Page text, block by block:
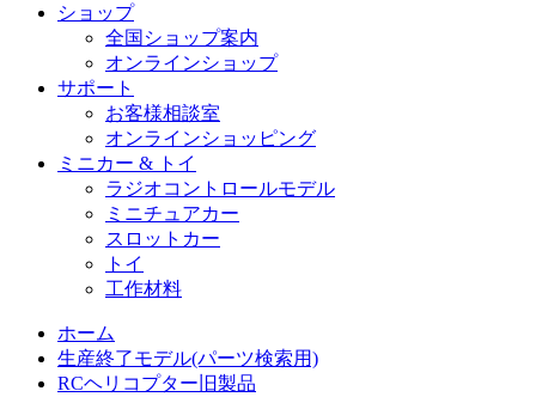
ショップ
全国ショップ案内
オンラインショップ
サポート
お客様相談室
オンラインショッピング
ミニカー & トイ
ラジオコントロールモデル
ミニチュアカー
スロットカー
トイ
工作材料
ホーム
生産終了モデル(パーツ検索用)
RCヘリコプター旧製品